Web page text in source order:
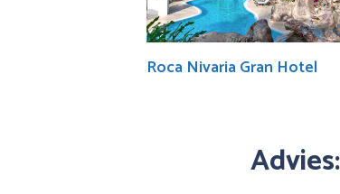
Roca Nivaria Gran Hotel